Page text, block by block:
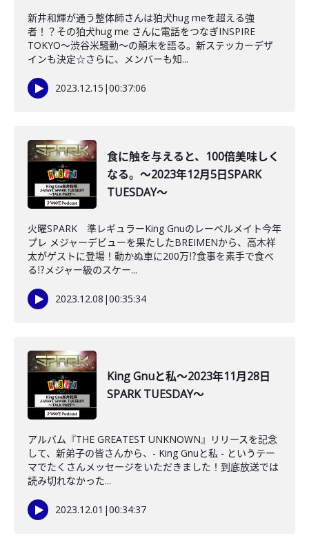
新井和輝が通う整体師さんは狛犬hug meを超える強
者！？その狛犬hug me さんに電話をつなぎINSPIRE
TOKYO～渋谷米騒動～の顛末を語る。新ステッカーデザ
インも決定☆さらに、メンバーも知...
2023.12.15 |00:37:06
食に触を与えると、100倍美味しく
なる。～2023年12月5日SPARK
TUESDAY～
火曜SPARK 準レギュラーKing Gnuのレーベルメイト今年
プレ メジャーデビューを果たしたBREIMENから、高木祥
太がゲストに登場！動かぬ車に200万⁉食事を素手で食べ
る⁉メジャー級のスケー...
2023.12.08 |00:35:34
King Gnuと私～2023年11月28日
SPARK TUESDAY～
アルバム『THE GREATEST UNKNOWN』リリースを記念
して、新弟子の皆さんから、- King Gnuと私 - というテー
マでたくさんメッセージをいただきました！到底放送では
読み切れなかった...
2023.12.01 |00:34:37